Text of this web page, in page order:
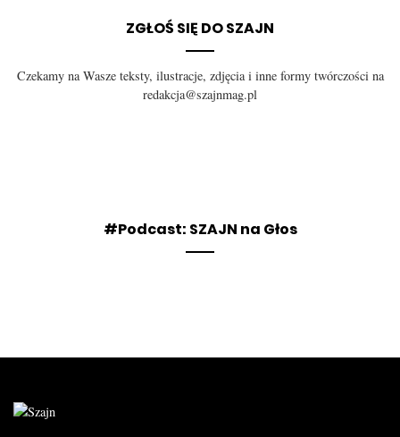
ZGŁOŚ SIĘ DO SZAJN
Czekamy na Wasze teksty, ilustracje, zdjęcia i inne formy twórczości na
redakcja@szajnmag.pl
#Podcast: SZAJN na Głos